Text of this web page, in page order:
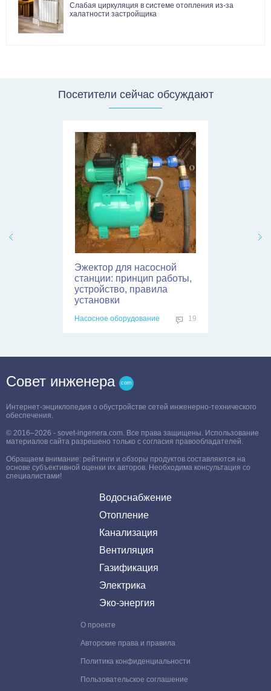
Слабая циркуляция в системе отопления из-за
халатности застройщика
Посетители сейчас обсуждают
Эжектор для насосной
станции: принцип работы,
устройство, правила
установки
Насосное оборудование 19
Совет инженера
Интернет-энциклопедия о обустройстве сетей инженерно-технического
обеспечения.
© 2016–2026 - sovet-ingenera.com. Все права защищены. Использование
материалов сайта разрешено только с согласия правообладателей.
Обращаем внимание: рейтинги и обзоры продуктов составляются на
основе субъективной оценки их авторов. Необходима консультация со
специалистами!
Водоснабжение
Отопление
Канализация
Вентиляция
Газификация
Электрика
Эко-энергия
О проекте
Авторские права и правила
Политика конфиденциальности
Пользовательское соглашение